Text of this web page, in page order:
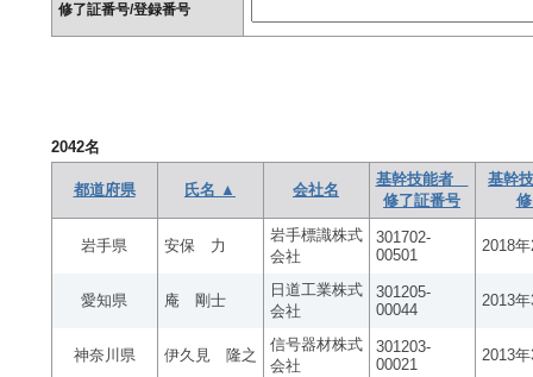
修了証番号/登録番号
2042名
都道府県 氏名 ▲ 会社名
基幹技能者
修了証番号
基幹
岩手県 安保 力
岩手標識株式
会社
301702-
00501
2018
愛知県 庵 剛士
日道工業株式
会社
301205-
00044
2013
神奈川県 伊久見 隆之
信号器材株式
会社
301203-
00021
2013